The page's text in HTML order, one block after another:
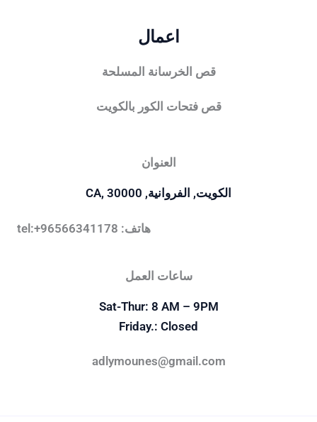
اعمال
قص الخرسانة المسلحة
قص فتحات الكور بالكويت
العنوان
الكويت, الفروانية, CA, 30000
هاتف: tel:+96566341178
ساعات العمل
Sat-Thur: 8 AM – 9PM
Friday.: Closed
adlymounes@gmail.com